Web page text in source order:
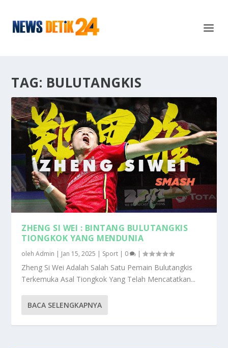
TAG: BULUTANGKIS
ZHENG SI WEI : BINTANG BULUTANGKIS
TIONGKOK YANG MENDUNIA
olehAdmin | Jan 15, 2025 | Sport | 0 |
Zheng Si Wei Adalah Salah Satu Pemain Bulutangkis
Terkemuka Asal Tiongkok Yang Telah Mencatatkan...
BACA SELENGKAPNYA